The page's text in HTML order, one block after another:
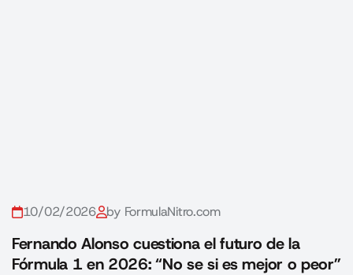
10/02/2026 by FormulaNitro.com
Fernando Alonso cuestiona el futuro de la
Fórmula 1 en 2026: “No se si es mejor o peor”